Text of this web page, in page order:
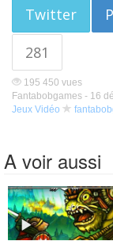
Twitter
281
195 450 vues
Fantabobgames - 16
Jeux Vidéo
A voir aussi